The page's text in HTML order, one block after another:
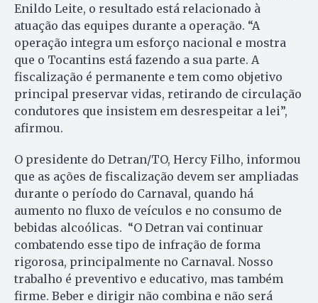
Enildo Leite, o resultado está relacionado à
atuação das equipes durante a operação. “A
operação integra um esforço nacional e mostra
que o Tocantins está fazendo a sua parte. A
fiscalização é permanente e tem como objetivo
principal preservar vidas, retirando de circulação
condutores que insistem em desrespeitar a lei”,
afirmou.
O presidente do Detran/TO, Hercy Filho, informou
que as ações de fiscalização devem ser ampliadas
durante o período do Carnaval, quando há
aumento no fluxo de veículos e no consumo de
bebidas alcoólicas. “O Detran vai continuar
combatendo esse tipo de infração de forma
rigorosa, principalmente no Carnaval. Nosso
trabalho é preventivo e educativo, mas também
firme. Beber e dirigir não combina e não será